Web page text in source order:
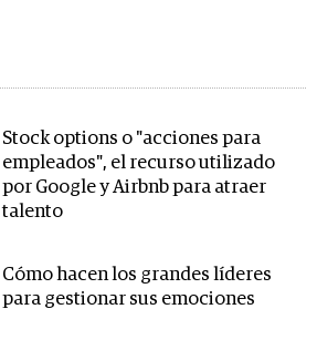
Stock options o "acciones para
empleados", el recurso utilizado
por Google y Airbnb para atraer
talento
Cómo hacen los grandes líderes
para gestionar sus emociones